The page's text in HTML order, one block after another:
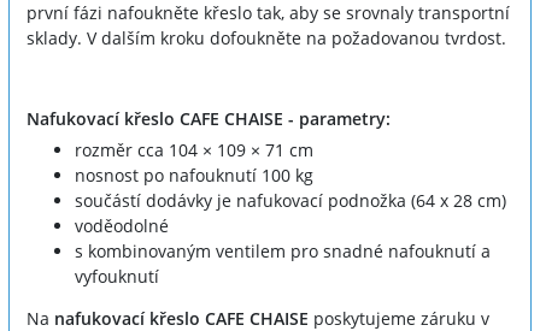
první fázi nafoukněte křeslo tak, aby se srovnaly transportní
sklady. V dalším kroku dofoukněte na požadovanou tvrdost.
Nafukovací křeslo CAFE CHAISE - parametry:
rozměr cca 104 × 109 × 71 cm
nosnost po nafouknutí 100 kg
součástí dodávky je nafukovací podnožka (64 x 28 cm)
voděodolné
s kombinovaným ventilem pro snadné nafouknutí a
vyfouknutí
Na nafukovací křeslo CAFE CHAISE poskytujeme záruku v